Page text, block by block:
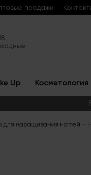
продажи
Up Косметология
для наращивания ногтей